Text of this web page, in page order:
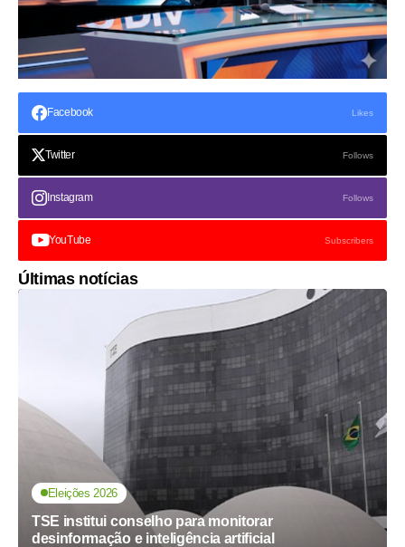
Facebook Likes
Twitter Follows
Instagram Follows
YouTube Subscribers
Últimas notícias
Eleições 2026
TSE institui conselho para monitorar
desinformação e inteligência artificial